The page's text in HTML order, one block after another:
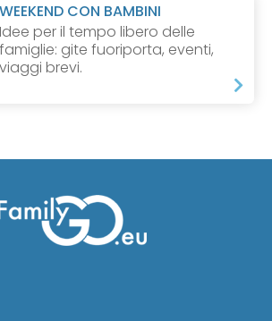
WEEKEND CON BAMBINI
Idee per il tempo libero delle
famiglie: gite fuoriporta, eventi,
viaggi brevi.